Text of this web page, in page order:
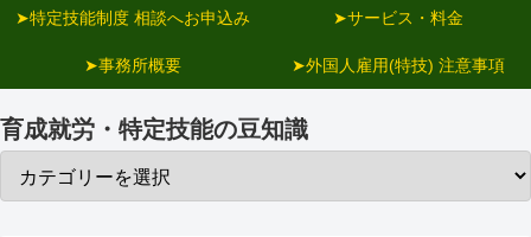
➤特定技能制度 相談へお申込み ➤サービス・料金
➤事務所概要 ➤外国人雇用(特技) 注意事項
育成就労・特定技能の豆知識